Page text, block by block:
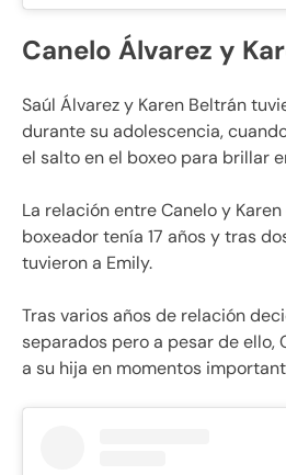
Canelo Álvarez y
Saúl Álvarez y Karen Beltrán
durante su adolescencia,
el salto en el boxeo para brillar
La relación entre Canelo y
boxeador tenía 17 años y tras
tuvieron a Emily.
Tras varios años de relación
separados pero a pesar de ello,
a su hija en momentos